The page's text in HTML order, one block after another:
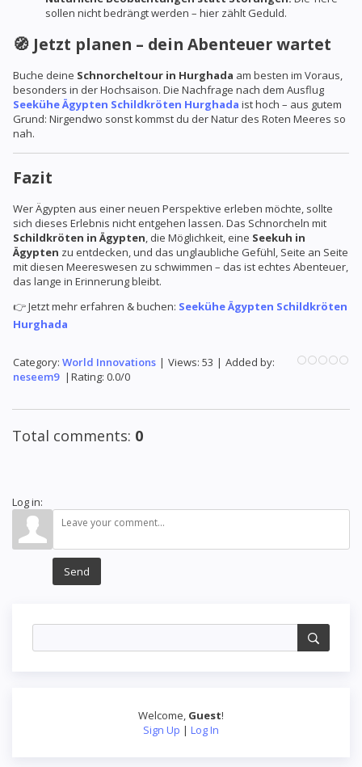
Welcome, Guest!
Sign Up | Log In
sollen nicht bedrängt werden – hier zählt Geduld.
🧭 Jetzt planen – dein Abenteuer wartet
Buche deine Schnorcheltour in Hurghada am besten im Voraus,
besonders in der Hochsaison. Die Nachfrage nach dem Ausflug
Seekühe Ägypten Schildkröten Hurghada ist hoch – aus gutem
Grund: Nirgendwo sonst kommst du der Natur des Roten Meeres so
nah.
Fazit
Wer Ägypten aus einer neuen Perspektive erleben möchte, sollte
sich dieses Erlebnis nicht entgehen lassen. Das Schnorcheln mit
Schildkröten in Ägypten, die Möglichkeit, eine Seekuh in
Ägypten zu entdecken, und das unglaubliche Gefühl, Seite an Seite
mit diesen Meereswesen zu schwimmen – das ist echtes Abenteuer,
das lange in Erinnerung bleibt.
👉 Jetzt mehr erfahren & buchen: Seekühe Ägypten Schildkröten
Hurghada
Category: World Innovations | Views: 53 | Added by:
neseem9 | Rating: 0.0/0
Total comments: 0
Log in:
Send